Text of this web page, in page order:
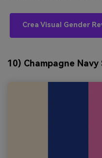
Crea Visual Gender
10) Champagne Navy